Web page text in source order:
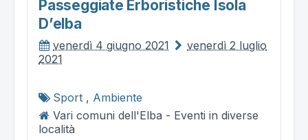
Passeggiate Erboristiche Isola
D’elba
venerdì 4 giugno 2021
venerdì 2 luglio
2021
Sport , Ambiente
Vari comuni dell'Elba - Eventi in diverse
località